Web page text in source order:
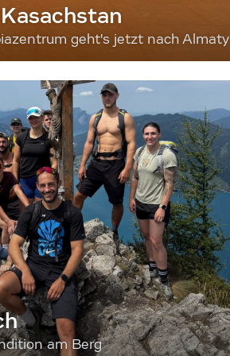
geht's jetzt nach Almaty
am Berg